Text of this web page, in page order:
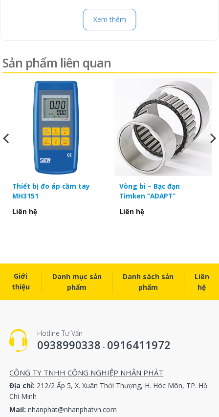
luôn cung cấp cho quý khách hàng
các loại máy hàn phục vụ cho mọi nhu cầu công việc.
nhanphatvn.com, quý khách hàng hoàn toàn
cùng cạnh tranh, dịch vụ hậu mãi không ngừng cải
thiện.
– Còn chần chừ gì nữa, hãy liên hệ ngay:
HOTLINE:
032 329để được tư vấn!
Xem thêm
Sản phẩm liên quan
Thiết bị đo áp cầm tay
MH3151
Liên hệ
Vòng bi – Bạc đạn
Timken “ADAPT”
Liên hệ
Giới
thiệu
Danh mục sản
phẩm
Danh sách sản
phẩm
Liên
hệ
Hotline Tư Vấn
0938990338 - 0916411972
CÔNG TY TNHH CÔNG NGHIỆP NHÂN PHÁT
Địa chỉ: 212/2 Ấp 5, X. Xuân Thới Thượng, H. Hóc Môn, TP. Hồ
Chí Minh
Mail:nhanphat@nhanphatvn.com